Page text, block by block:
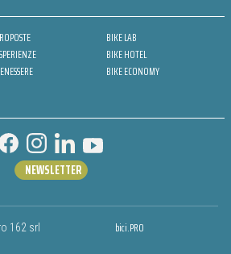
BIKE LAB
BIKE HOTEL
BIKE ECONOMY
162 srl bici.PRO
NEWSLETTER